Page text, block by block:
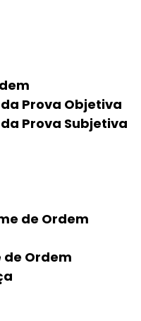
Prova Objetiva
Prova Subjetiva
de Ordem
Ordem